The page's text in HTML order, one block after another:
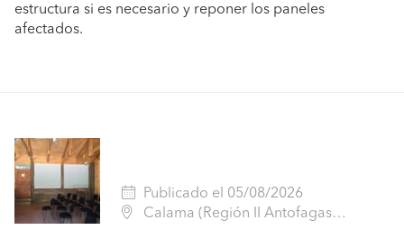
estructura si es necesario y reponer los paneles
afectados.
Publicado el 05/08/2026
Calama (Región II Antofagasta - El Loa)